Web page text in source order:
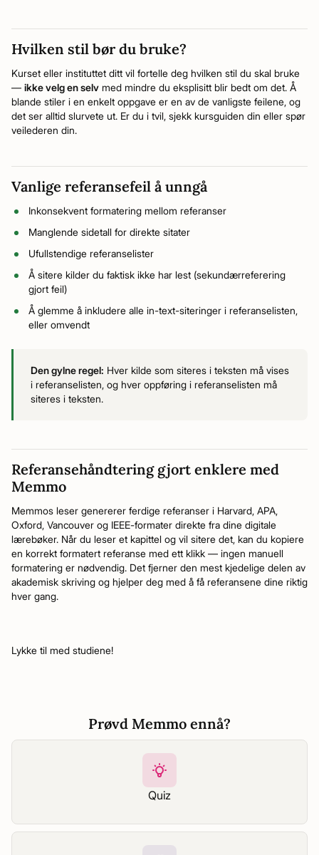
Hvilken stil bør du bruke?
Kurset eller instituttet ditt vil fortelle deg hvilken stil du skal bruke
— ikke velg en selv med mindre du eksplisitt blir bedt om det. Å
blande stiler i en enkelt oppgave er en av de vanligste feilene, og
det ser alltid slurvete ut. Er du i tvil, sjekk kursguiden din eller spør
veilederen din.
Vanlige referansefeil å unngå
Inkonsekvent formatering mellom referanser
Manglende sidetall for direkte sitater
Ufullstendige referanselister
Å sitere kilder du faktisk ikke har lest (sekundærreferering
gjort feil)
Å glemme å inkludere alle in-text-siteringer i referanselisten,
eller omvendt
Den gylne regel: Hver kilde som siteres i teksten må vises
i referanselisten, og hver oppføring i referanselisten må
siteres i teksten.
Referansehåndtering gjort enklere med
Memmo
Memmos leser genererer ferdige referanser i Harvard, APA,
Oxford, Vancouver og IEEE-formater direkte fra dine digitale
lærebøker. Når du leser et kapittel og vil sitere det, kan du kopiere
en korrekt formatert referanse med ett klikk — ingen manuell
formatering er nødvendig. Det fjerner den mest kjedelige delen av
akademisk skriving og hjelper deg med å få referansene dine riktig
hver gang.
Lykke til med studiene!
Prøvd Memmo ennå?
Quiz